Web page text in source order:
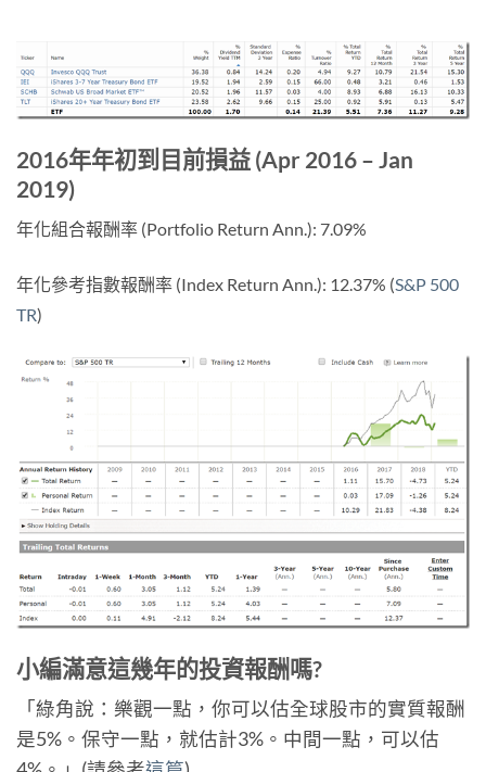
2016年年初到目前損益 (Apr 2016 – Jan
2019)
年化組合報酬率 (Portfolio Return Ann.): 7.09%
年化參考指數報酬率 (Index Return Ann.): 12.37% (S&P 500
TR)
小編滿意這幾年的投資報酬嗎?
「綠角說：樂觀一點，你可以估全球股市的實質報酬
是5%。保守一點，就估計3%。中間一點，可以估